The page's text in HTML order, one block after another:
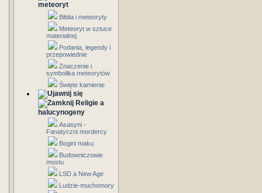
meteoryt
Biblia i meteoryty
Meteoryt w sztuce
materialnej
Podania, legendy i
przepowiednie
Znaczenie i
symbolika meteorytów
Święte kamienie
Religie a
halucynogeny
Asasyni -
Fanatyczni mordercy
Bogini maku
Budowniczowie
mostu
LSD a New Age
Ludzie-muchomory